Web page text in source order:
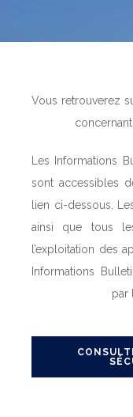
Vous retrouverez
Les Informations
sont accessibles
lien ci-dessous.
ainsi que tous
l’exploitation des
Informations
par